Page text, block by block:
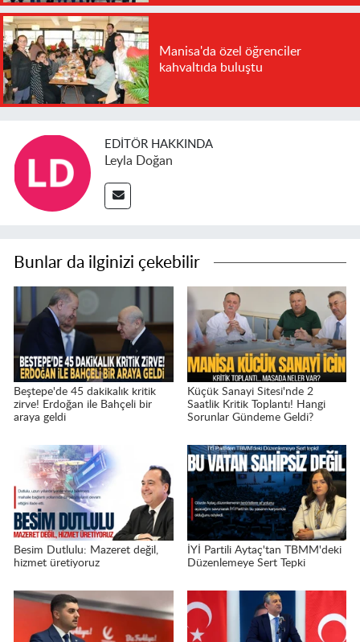
Manisa'da özel öğrenciler
kahvaltıda buluştu
EDITÖR HAKKINDA
Leyla Doğan
Bunlar da ilginizi çekebilir
Beştepe'de 45 dakikalık kritik
zirve! Erdoğan ile Bahçeli bir
araya geldi
Küçük Sanayi Sitesi'nde 2
Saatlik Kritik Toplantı! Hangi
Sorunlar Gündeme Geldi?
Besim Dutlulu: Mazeret değil,
hizmet üretiyoruz
İYİ Partili Aytaç'tan TBMM'deki
Düzenlemeye Sert Tepki